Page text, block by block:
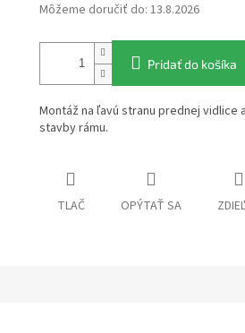
Môžeme doručiť do: 13.8.2026
Pridať do košíka
Montáž na ľavú stranu prednej vidlice
stavby rámu.
TLAČ OPÝTAŤ SA